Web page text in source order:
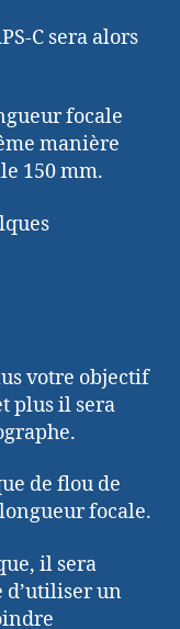
C sera alors
focale
manière
150 mm.
votre objectif
plus il sera
de flou de
focale.
il sera
d’utiliser un